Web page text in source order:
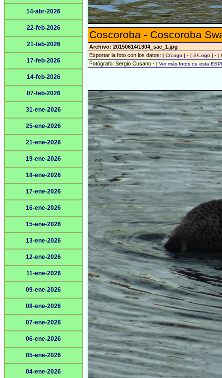
14-abr-2026
22-feb-2026
21-feb-2026
17-feb-2026
14-feb-2026
07-feb-2026
31-ene-2026
25-ene-2026
21-ene-2026
19-ene-2026
18-ene-2026
17-ene-2026
16-ene-2026
15-ene-2026
13-ene-2026
12-ene-2026
11-ene-2026
09-ene-2026
08-ene-2026
07-ene-2026
06-ene-2026
05-ene-2026
04-ene-2026
Coscoroba - Coscoroba
Archivo: 20150614/1304_sac_1.jpg
Exportar la foto con los datos: [ C/Logo ] - [ S/Logo ] - [
Fotógrafo: Sergio Cusano - [ Ver más fotos de esta